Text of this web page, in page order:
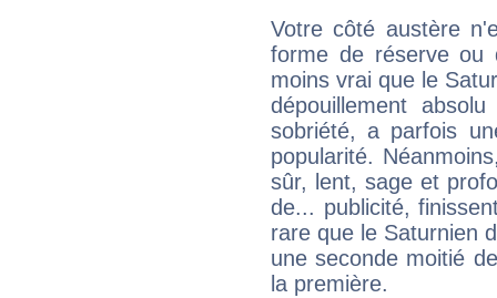
Votre côté austère
forme de réserve
moins vrai que le
dépouillement
sobriété, a parfois
popularité.
sûr, lent, sage et
de... publicité,
rare que le Saturnien
une seconde moitié
la première.